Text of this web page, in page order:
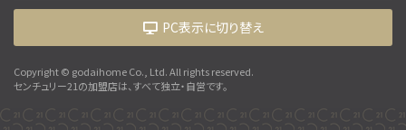
開放感あふれるルーフバルコニー付き4LDK 地盤…
PC表示に切り替え
Copyright © godaihome Co., Ltd. All rights reserved.
センチュリー21の加盟店は、すべて独立・自営です。